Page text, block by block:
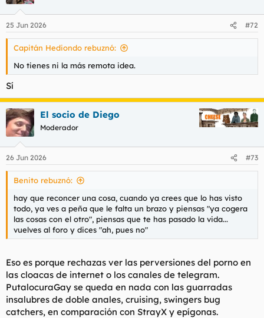
25 Jun 2026 #72
Capitán Hediondo rebuznó:
No tienes ni la más remota idea.
Sí
El socio de Diego
Moderador
26 Jun 2026 #73
Benito rebuznó:
hay que reconcer una cosa, cuando ya crees que lo has visto
todo, ya ves a peña que le falta un brazo y piensas "ya cogera
las cosas con el otro", piensas que te has pasado la vida...
vuelves al foro y dices "ah, pues no"
Eso es porque rechazas ver las perversiones del porno en
las cloacas de internet o los canales de telegram.
PutalocuraGay se queda en nada con las guarradas
insalubres de doble anales, cruising, swingers bug
catchers, en comparación con StrayX y epígonas.